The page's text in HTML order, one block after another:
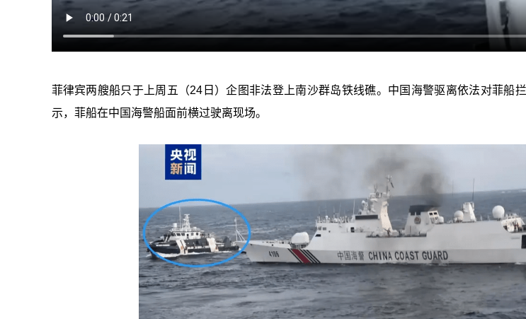
菲律宾两艘船只于上周五（24日）企图非法登上南沙群岛铁线礁。中国海警驱离依法对菲船
示，菲船在中国海警船面前横过驶离现场。